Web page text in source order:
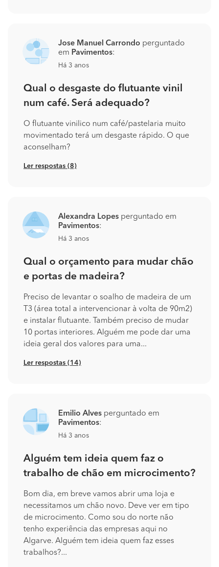
Jose Manuel Carrondo perguntado
em Pavimentos:
Há 3 anos
Qual o desgaste do flutuante vinil
num café. Será adequado?
O flutuante vinilico num café/pastelaria muito
movimentado terá um desgaste rápido. O que
aconselham?
Ler respostas (8)
Alexandra Lopes perguntado em
Pavimentos:
Há 3 anos
Qual o orçamento para mudar chão
e portas de madeira?
Preciso de levantar o soalho de madeira de um
T3 (área total a intervencionar à volta de 90m2)
e instalar flutuante. Também preciso de mudar
10 portas interiores. Alguém me pode dar uma
ideia geral dos valores para uma...
Ler respostas (14)
Emilio Alves perguntado em
Pavimentos:
Há 3 anos
Alguém tem ideia quem faz o
trabalho de chão em microcimento?
Bom dia, em breve vamos abrir uma loja e
necessitamos um chão novo. Deve ver em tipo
de microcimento. Como sou do norte não
tenho experiência das empresas aqui no
Algarve. Alguém tem ideia quem faz esses
trabalhos?...